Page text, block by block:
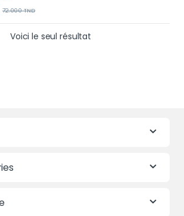
72.000TND
Voici le seul résultat